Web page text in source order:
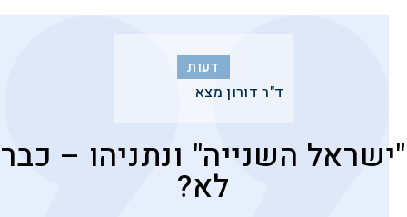
דעות
ד"ר דורון מצא
"ישראל השנייה" ונתניהו – כבר
לא?